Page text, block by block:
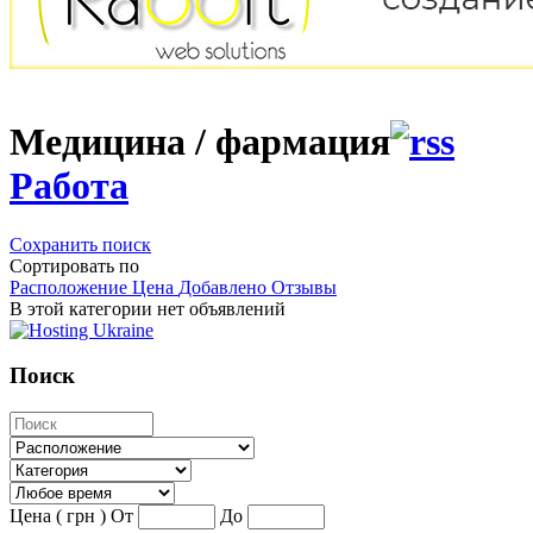
Медицина / фармация
Работа
Сохранить поиск
Сортировать по
Расположение Цена Добавлено Отзывы
В этой категории нет объявлений
Поиск
Цена ( грн ) От
До